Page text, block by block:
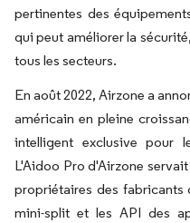
pertinentes des
qui peut améliorer la
tous les secteurs.
En août 2022, Airzone a
américain en pleine
intelligent exclusive pour
L'Aidoo Pro d'Airzone
propriétaires des fabricants
mini-split et les API des